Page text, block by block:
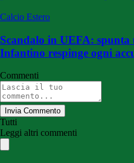
Calcio Estero
Scandalo in UEFA: spunta
Infantino respinge ogni
Commenti
Invia Commento
Tutti
Leggi altri commenti